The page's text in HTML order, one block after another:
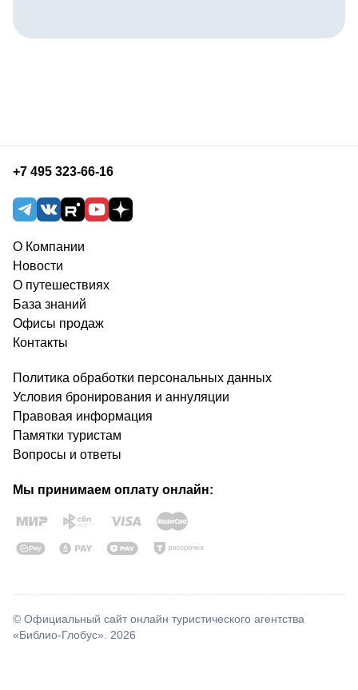
+7 495 323-66-16
О Компании
Новости
О путешествиях
База знаний
Офисы продаж
Контакты
Политика обработки персональных данных
Условия бронирования и аннуляции
Правовая информация
Памятки туристам
Вопросы и ответы
Мы принимаем оплату онлайн:
© Официальный сайт онлайн туристического агентства
«Библио-Глобус». 2026